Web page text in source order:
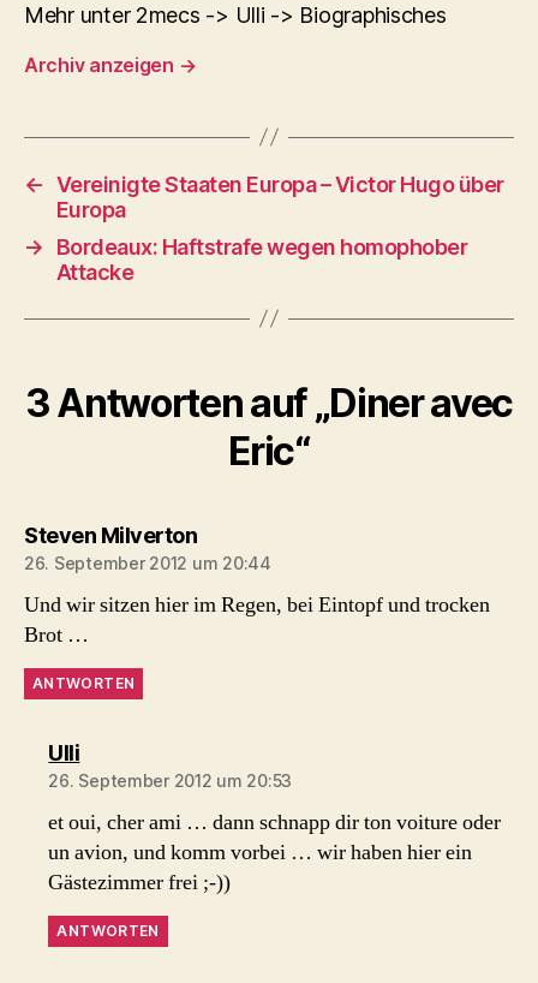
Mehr unter 2mecs -> Ulli -> Biographisches
Archiv anzeigen →
← Vereinigte Staaten Europa – Victor Hugo über
Europa
→
Bordeaux: Haftstrafe wegen homophober
Attacke
3 Antworten auf „Diner avec
Eric“
Steven Milvertonsagt:
26. September 2012 um 20:44
Und wir sitzen hier im Regen, bei Eintopf und trocken
Brot …
ANTWORTEN
Ullisagt:
26. September 2012 um 20:53
et oui, cher ami … dann schnapp dir ton voiture oder
un avion, und komm vorbei … wir haben hier ein
Gästezimmer frei ;-))
ANTWORTEN